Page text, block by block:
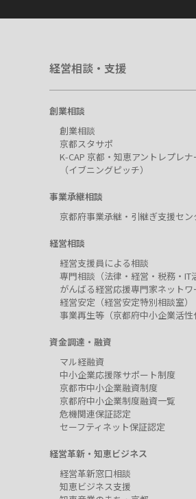
経営相談・支援
創業相談
創業相談
京都スタサポ
K-CAP 京都・知恵アントレプレ
（イブニングピッチ）
事業承継相談
京都府事業承継・引継ぎ支援セン
経営相談
経営支援員による相談
専門相談（法律・経営・税務・IT
がんばる経営応援専門家ネットワ
経営安定（経営安定特別相談室）
事業再生等（京都府中小企業活性
資金調達・融資
マル経融資
中小企業応援隊サポート制度
京都市中小企業融資制度
京都府中小企業制度融資一覧
危機関連保証認定
セーフティネット保証認定
経営革新・知恵ビジネス
経営革新窓口相談
知恵ビジネス支援